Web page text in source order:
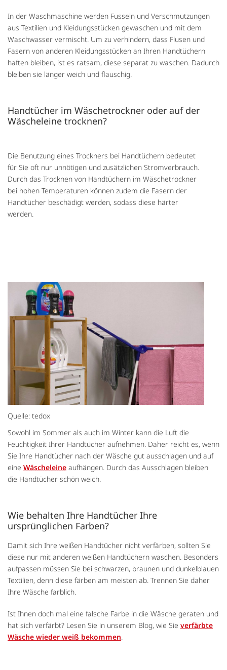
In der Waschmaschine werden Fusseln und Verschmutzungen
aus Textilien und Kleidungsstücken gewaschen und mit dem
Waschwasser vermischt. Um zu verhindern, dass Flusen und
Fasern von anderen Kleidungsstücken an Ihren Handtüchern
haften bleiben, ist es ratsam, diese separat zu waschen. Dadurch
bleiben sie länger weich und flauschig.
Handtücher im Wäschetrockner oder auf der
Wäscheleine trocknen?
Die Benutzung eines Trockners bei Handtüchern bedeutet
für Sie oft nur unnötigen und zusätzlichen Stromverbrauch.
Durch das Trocknen von Handtüchern im Wäschetrockner
bei hohen Temperaturen können zudem die Fasern der
Handtücher beschädigt werden, sodass diese härter
werden.
Quelle: tedox
Sowohl im Sommer als auch im Winter kann die Luft die
Feuchtigkeit Ihrer Handtücher aufnehmen. Daher reicht es, wenn
Sie Ihre Handtücher nach der Wäsche gut ausschlagen und auf
eine Wäscheleine aufhängen. Durch das Ausschlagen bleiben
die Handtücher schön weich.
Wie behalten Ihre Handtücher Ihre
ursprünglichen Farben?
Damit sich Ihre weißen Handtücher nicht verfärben, sollten Sie
diese nur mit anderen weißen Handtüchern waschen. Besonders
aufpassen müssen Sie bei schwarzen, braunen und dunkelblauen
Textilien, denn diese färben am meisten ab. Trennen Sie daher
Ihre Wäsche farblich.
Ist Ihnen doch mal eine falsche Farbe in die Wäsche geraten und
hat sich verfärbt? Lesen Sie in unserem Blog, wie Sie verfärbte
Wäsche wieder weiß bekommen.